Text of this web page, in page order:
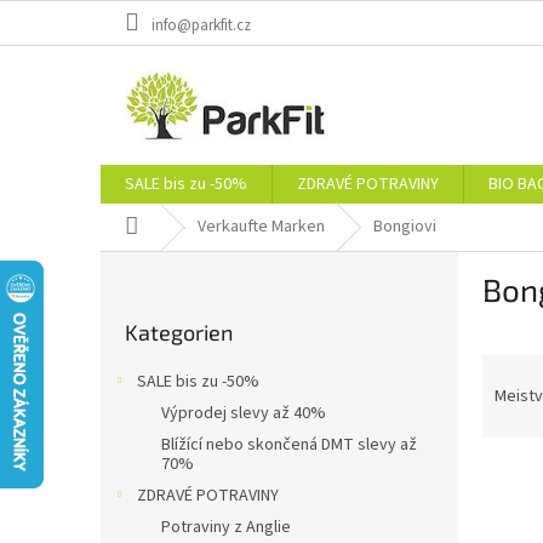
info@parkfit.cz
SALE bis zu -50% ZDRAVÉ POTRAVINY BIO
StartseiteVerkaufte Marken Bongiovi
überspringen
Kategorien
SALE bis zu -50%
Výprodej slevy až 40%
Blížící nebo skončená DMT slevy až
70%
ZDRAVÉ POTRAVINY
Potraviny z Anglie